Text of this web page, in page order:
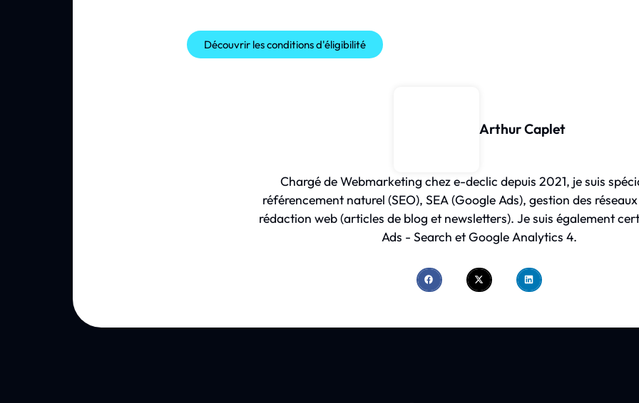
Découvrir les conditions d'éligibilité
Arthur Caplet
Chargé de Webmarketing chez e-declic depuis 2021, je suis
référencement naturel (SEO), SEA (Google Ads), gestion des
rédaction web (articles de blog et newsletters). Je suis également
Ads - Search et Google Analytics 4.